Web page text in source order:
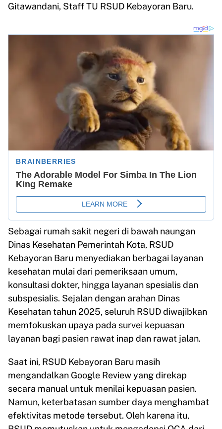
Gitawandani, Staff TU RSUD Kebayoran Baru.
Sebagai rumah sakit negeri di bawah naungan
Dinas Kesehatan Pemerintah Kota, RSUD
Kebayoran Baru menyediakan berbagai layanan
kesehatan mulai dari pemeriksaan umum,
konsultasi dokter, hingga layanan spesialis dan
subspesialis. Sejalan dengan arahan Dinas
Kesehatan tahun 2025, seluruh RSUD diwajibkan
memfokuskan upaya pada survei kepuasan
layanan bagi pasien rawat inap dan rawat jalan.
Saat ini, RSUD Kebayoran Baru masih
mengandalkan Google Review yang direkap
secara manual untuk menilai kepuasan pasien.
Namun, keterbatasan sumber daya menghambat
efektivitas metode tersebut. Oleh karena itu,